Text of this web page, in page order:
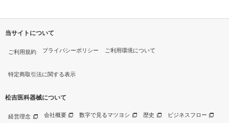
当サイトについて
ご利用規約 プライバシーポリシー ご利用環境について
特定商取引法に関する表示
松吉医科器械について
経営理念 会社概要 数字で見るマツヨシ 歴史 ビジネスフロー